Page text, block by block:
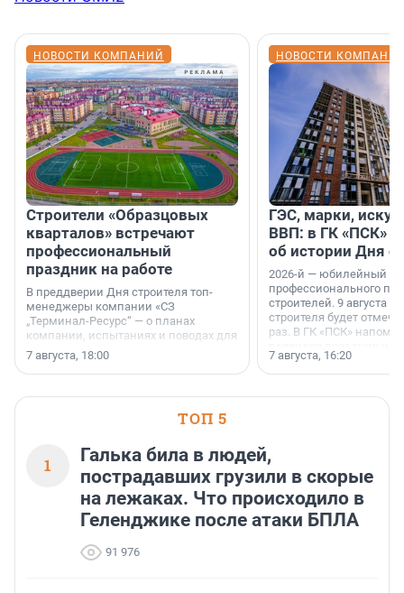
НОВОСТИ КОМПАНИЙ
Строители «Образцовых
кварталов» встречают
профессиональный
праздник на работе
В преддверии Дня строителя топ-
менеджеры компании «СЗ
„Терминал-Ресурс“ — о планах
компании, испытаниях и поводах для
осторожного оптимизма.
7 августа, 18:00
НОВОСТИ
ГЭС, марки,
ВВП: в ГК «ПСК»
об истории Дня
2026-й — юбилейный
профессионального
строителей. 9 августа
строителя будет
раз. В ГК «ПСК»
поменялась роль
7 августа, 16:20
ТОП 5
1
Галька била в людей,
пострадавших грузили в скорые
на лежаках. Что происходило в
Геленджике после атаки БПЛА
91 976